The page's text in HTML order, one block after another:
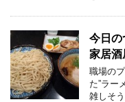
今日の
家居酒
職場の
た”ラー
雑しそ